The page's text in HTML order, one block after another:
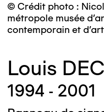
© Crédit photo :
métropole musée
contemporain et
Louis
1994 - 2001